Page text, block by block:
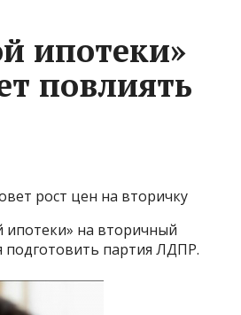
ипотеки»
повлиять
рост цен на вторичку
ипотеки» на вторичный
подготовить партия ЛДПР.